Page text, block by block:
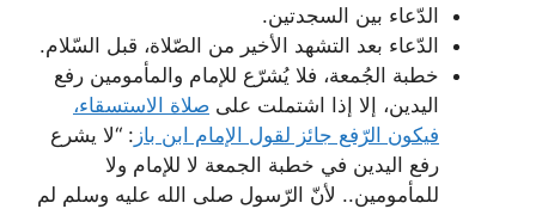
الدّعاء بين السجدتين.
الدّعاء بعد التشهد الأخير من الصّلاة، قبل السّلام.
خطبة الجُمعة، فلا يُشرّع للإمام والمأمومين رفع
اليدين، إلا إذا اشتملت على صلاة الاستسقاء،
فيكون الرّفع جائز لقول الإمام ابن باز : “لا يشرع
رفع اليدين في خطبة الجمعة لا للإمام ولا
للمأمومين.. لأنّ الرّسول صلى الله عليه وسلم لم